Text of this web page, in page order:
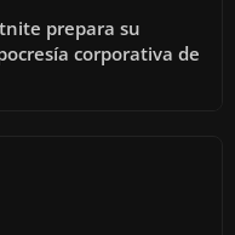
prepara su
corporativa de